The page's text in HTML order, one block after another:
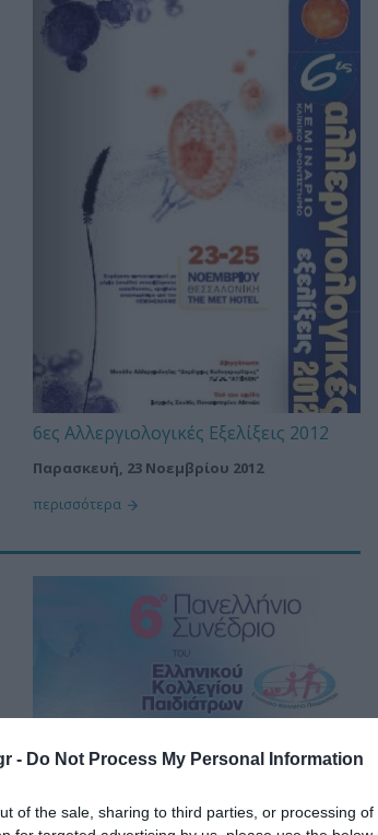
- Do Not Process My Personal Information
of the sale, sharing to third parties, or processing
6ες Αλλεργιολογικές Εξελίξεις 2012
Παρασκευή, 23 Νοεμβρίου 2012
περισσότερα